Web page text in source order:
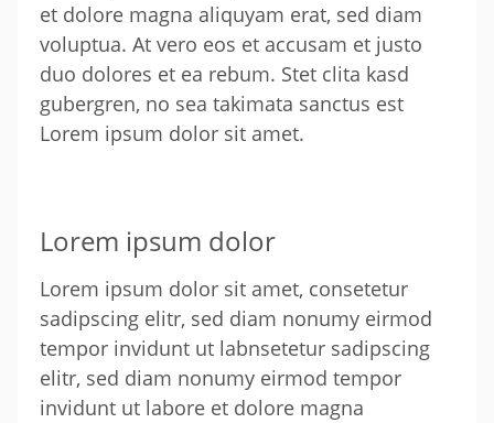
et dolore magna aliquyam erat, sed diam
voluptua. At vero eos et accusam et justo
duo dolores et ea rebum. Stet clita kasd
gubergren, no sea takimata sanctus est
Lorem ipsum dolor sit amet.
Lorem ipsum dolor
Lorem ipsum dolor sit amet, consetetur
sadipscing elitr, sed diam nonumy eirmod
tempor invidunt ut labnsetetur sadipscing
elitr, sed diam nonumy eirmod tempor
invidunt ut labore et dolore magna